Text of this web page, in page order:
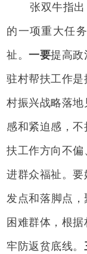
张双牛指
的一项重大任
祉。一要提高政
驻村帮扶工作
村振兴战略落
感和紧迫感，
扶工作方向不
进群众福祉。
发点和落脚点
困难群体，根
牢防返贫底线。